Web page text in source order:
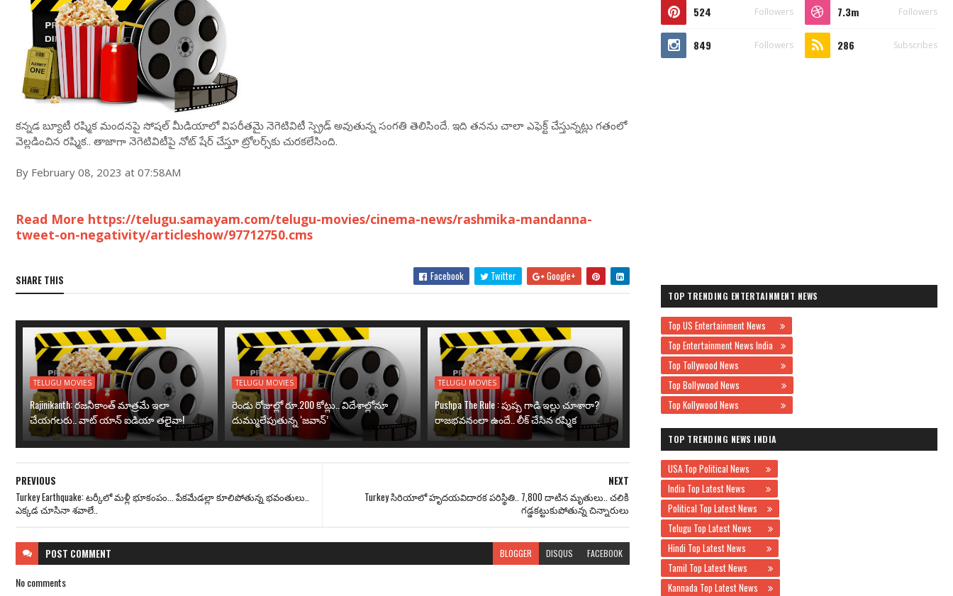
కన్నడ బ్యూటీ రష్మిక మందనపై సోషల్ మీడియాలో విపరీతమై నెగెటివిటీ స్ప్రెడ్ అవుతున్న సంగతి తెలిసిందే. ఇది తనను చాలా ఎఫెక్ట్ చేస్తున్నట్లు గతంలో
వెల్లడించిన రష్మిక.. తాజాగా నెగెటివిటీపై నోట్ షేర్ చేస్తూ ట్రోలర్స్‌కు చురకలేసింది.
By February 08, 2023 at 07:58AM
Read More https://telugu.samayam.com/telugu-movies/cinema-news/rashmika-mandanna-
tweet-on-negativity/articleshow/97712750.cms
SHARE THIS Facebook Twitter Google+
TELUGU MOVIES
Rajinikanth: రజనీకాంత్ మాత్రమే ఇలా
చేయగలరు.. వాట్ యాన్ ఐడియా తలైవా!
TELUGU MOVIES
రెండు రోజుల్లో రూ.200 కోట్లు.. విదేశాల్లోనూ
దుమ్ములేపుతున్న ‘జవాన్’
TELUGU MOVIES
Pushpa The Rule : పుష్ప గాడి ఇల్లు చూశారా?
రాజభవనంలా ఉందే.. లీక్ చేసిన రష్మిక
NEXT
Turkey సిరియాలో హృదయవిదారక పరిస్థితి.. 7,800 దాటిన మృతులు.. చలికి
గడ్డకట్టుకుపోతున్న చిన్నారులు
PREVIOUS
Turkey Earthquake: టర్కీలో మళ్లీ భూకంపం... పేకమేడల్లా కూలిపోతున్న భవంతులు..
ఎక్కడ చూసినా శవాలే..
POST COMMENT BLOGGER DISQUS FACEBOOK
No comments
524 Followers 7.3m Followers
849 Followers 286 Subscribes
TOP TRENDING ENTERTAINMENT NEWS
Top US Entertainment News
Top Entertainment News India
Top Tollywood News
Top Bollywood News
Top Kollywood News
TOP TRENDING NEWS INDIA
USA Top Political News
India Top Latest News
Political Top Latest News
Telugu Top Latest News
Hindi Top Latest News
Tamil Top Latest News
Kannada Top Latest News